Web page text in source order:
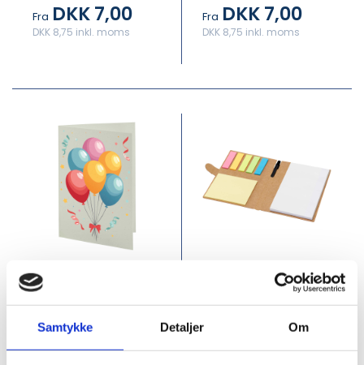
Samtykke Detaljer Om
Fra DKK 7,00
DKK 8,75 inkl. moms
Fra DKK 7,00
DKK 8,75 inkl. moms
PFC-210751
Herald
lykønskningskort i
A5
DKK 7,00
Swift hæfte med
sticky notes og
kuglepen (sort
DKK 7,00